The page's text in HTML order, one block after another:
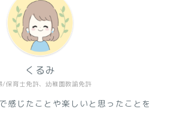
/保育士免許、幼稚園教諭免許
くるみ
感じたことや楽しいと思ったことを
ボードゲーム【ブロック
】対象年齢は？遊び方や
魅力を解説！大人も一緒に